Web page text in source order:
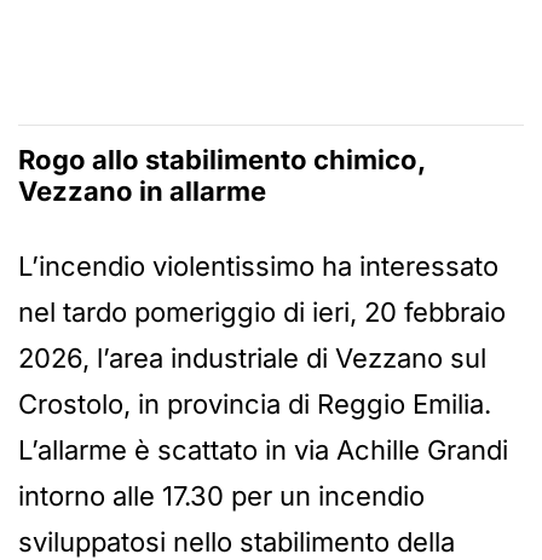
Rogo allo stabilimento chimico,
Vezzano in allarme
L’incendio violentissimo ha interessato
nel tardo pomeriggio di ieri, 20 febbraio
2026, l’area industriale di Vezzano sul
Crostolo, in provincia di Reggio Emilia.
L’allarme è scattato in via Achille Grandi
intorno alle 17.30 per un incendio
sviluppatosi nello stabilimento della